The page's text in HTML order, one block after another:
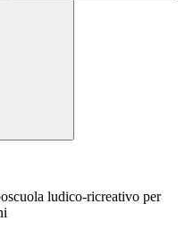
ludico-ricreativo per